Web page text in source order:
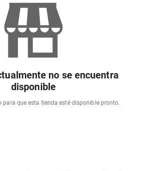
no se encuentra
disponible
para que esta tienda esté disponible pronto.